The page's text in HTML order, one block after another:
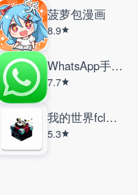
菠萝包漫画
8.9
WhatsApp手机版
7.7
我的世界fcl启动器
5.3